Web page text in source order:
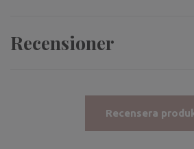
Recensioner
Recensera